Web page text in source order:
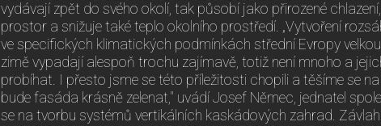
vydávají zpět do svého okolí, tak působí jako přirozené
prostor a snižuje také teplo okolního prostředí. „Vytvoření
ve specifických klimatických podmínkách střední Evropy
zimě vypadají alespoň trochu zajímavě, totiž není mnoho a
probíhat. I přesto jsme se této příležitosti chopili a těšíme se
bude fasáda krásně zelenat," uvádí Josef Němec, jednatel
se na tvorbu systémů vertikálních kaskádových zahrad.